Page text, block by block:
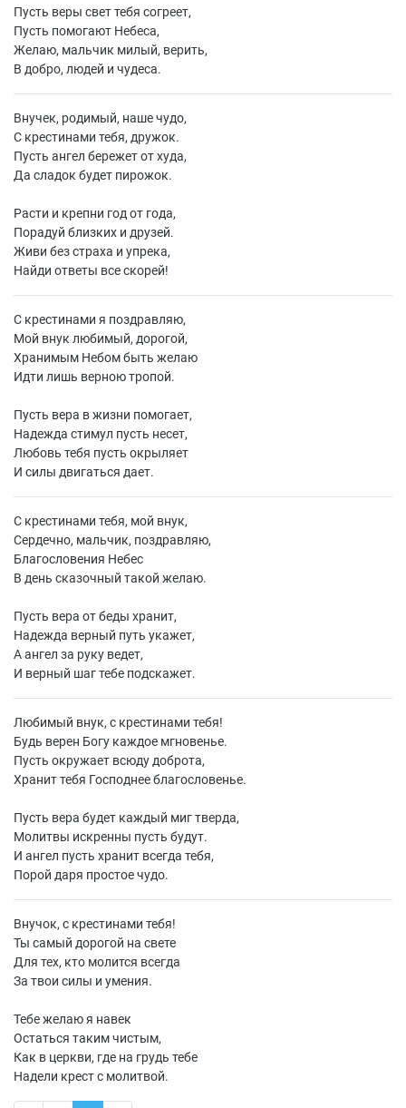
Пусть веры свет тебя согреет,
Пусть помогают Небеса,
Желаю, мальчик милый, верить,
В добро, людей и чудеса.
Внучек, родимый, наше чудо,
С крестинами тебя, дружок.
Пусть ангел бережет от худа,
Да сладок будет пирожок.
Расти и крепни год от года,
Порадуй близких и друзей.
Живи без страха и упрека,
Найди ответы все скорей!
С крестинами я поздравляю,
Мой внук любимый, дорогой,
Хранимым Небом быть желаю
Идти лишь верною тропой.
Пусть вера в жизни помогает,
Надежда стимул пусть несет,
Любовь тебя пусть окрыляет
И силы двигаться дает.
С крестинами тебя, мой внук,
Сердечно, мальчик, поздравляю,
Благословения Небес
В день сказочный такой желаю.
Пусть вера от беды хранит,
Надежда верный путь укажет,
А ангел за руку ведет,
И верный шаг тебе подскажет.
Любимый внук, с крестинами тебя!
Будь верен Богу каждое мгновенье.
Пусть окружает всюду доброта,
Хранит тебя Господнее благословенье.
Пусть вера будет каждый миг тверда,
Молитвы искренны пусть будут.
И ангел пусть хранит всегда тебя,
Порой даря простое чудо.
Внучок, с крестинами тебя!
Ты самый дорогой на свете
Для тех, кто молится всегда
За твои силы и умения.
Тебе желаю я навек
Остаться таким чистым,
Как в церкви, где на грудь тебе
Надели крест с молитвой.